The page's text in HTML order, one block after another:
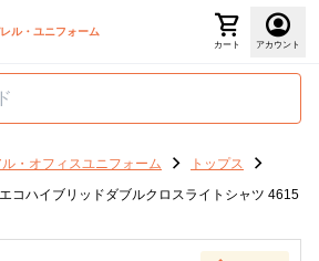
ル・ユニフォーム
カート アカウント
・オフィスユニフォーム
トップス
コハイブリッドダブルクロスライトシャツ 4615